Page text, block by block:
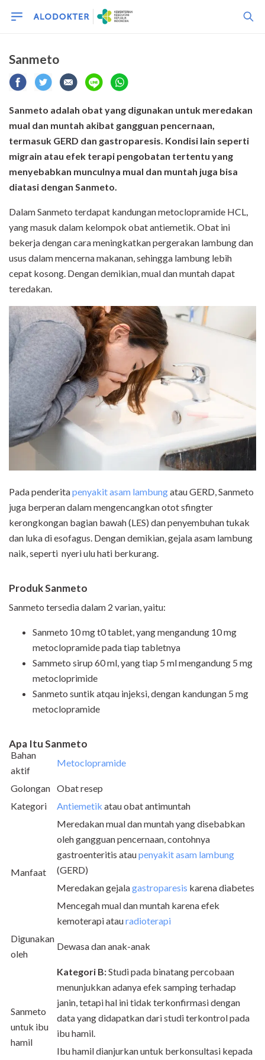
Sanmeto
Sanmeto adalah obat yang digunakan untuk meredakan
mual dan muntah akibat gangguan pencernaan,
termasuk GERD dan gastroparesis. Kondisi lain seperti
migrain atau efek terapi pengobatan tertentu yang
menyebabkan munculnya mual dan muntah juga bisa
diatasi dengan Sanmeto.
Dalam Sanmeto terdapat kandungan metoclopramide HCL,
yang masuk dalam kelompok obat antiemetik. Obat ini
bekerja dengan cara meningkatkan pergerakan lambung dan
usus dalam mencerna makanan, sehingga lambung lebih
cepat kosong. Dengan demikian, mual dan muntah dapat
teredakan.
Pada penderitapenyakit asam lambungatau GERD, Sanmeto
juga berperan dalam mengencangkan otot sfingter
kerongkongan bagian bawah (LES) dan penyembuhan tukak
dan luka di esofagus. Dengan demikian, gejala asam lambung
naik, seperti nyeri ulu hati berkurang.
Produk Sanmeto
Sanmeto tersedia dalam 2 varian, yaitu:
Sanmeto 10 mg t0 tablet, yang mengandung 10 mg
metoclopramide pada tiap tabletnya
Sammeto sirup 60 ml, yang tiap 5 ml mengandung 5 mg
metocloprimide
Sanmeto suntik atqau injeksi, dengan kandungan 5 mg
metoclopramide
Apa Itu Sanmeto
Bahan
aktif
Metoclopramide
Golongan Obat resep
Kategori
Antiemetik atau obat antimuntah
Manfaat
Meredakan mual dan muntah yang disebabkan
oleh gangguan pencernaan, contohnya
gastroenteritis ataupenyakit asam lambung
(GERD)
Meredakan gejalagastroparesis karena diabetes
Mencegah mual dan muntah karena efek
kemoterapi atauradioterapi
Digunakan
oleh
Dewasa dan anak-anak
Sanmeto
untuk ibu
hamil
Kategori B:Studi pada binatang percobaan
menunjukkan adanya efek samping terhadap
janin, tetapi hal ini tidak terkonfirmasi dengan
data yang didapatkan dari studi terkontrol pada
ibu hamil.
Ibu hamil dianjurkan untuk berkonsultasi kepada